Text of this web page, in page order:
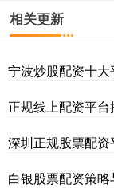
相关更新
宁波炒股配资十
正规线上配资平台
深圳正规股票配
白银股票配资策